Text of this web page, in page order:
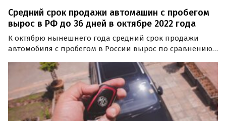
Средний срок продажи автомашин с пробегом
вырос в РФ до 36 дней в октябре 2022 года
К октябрю нынешнего года средний срок продажи
автомобиля с пробегом в России вырос по сравнению с
дольше, чем год назад, пишут «Автоновости дня» со
ссылкой на результаты исследования портала Drom.ru.